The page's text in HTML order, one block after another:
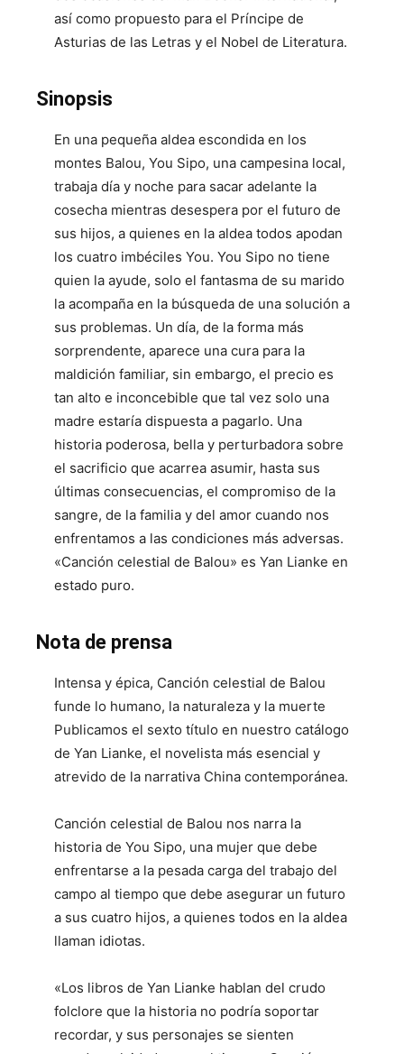
así como propuesto para el Príncipe de
Asturias de las Letras y el Nobel de Literatura.
Sinopsis
En una pequeña aldea escondida en los
montes Balou, You Sipo, una campesina local,
trabaja día y noche para sacar adelante la
cosecha mientras desespera por el futuro de
sus hijos, a quienes en la aldea todos apodan
los cuatro imbéciles You. You Sipo no tiene
quien la ayude, solo el fantasma de su marido
la acompaña en la búsqueda de una solución a
sus problemas. Un día, de la forma más
sorprendente, aparece una cura para la
maldición familiar, sin embargo, el precio es
tan alto e inconcebible que tal vez solo una
madre estaría dispuesta a pagarlo. Una
historia poderosa, bella y perturbadora sobre
el sacrificio que acarrea asumir, hasta sus
últimas consecuencias, el compromiso de la
sangre, de la familia y del amor cuando nos
enfrentamos a las condiciones más adversas.
«Canción celestial de Balou» es Yan Lianke en
estado puro.
Nota de prensa
Intensa y épica, Canción celestial de Balou
funde lo humano, la naturaleza y la muerte
Publicamos el sexto título en nuestro catálogo
de Yan Lianke, el novelista más esencial y
atrevido de la narrativa China contemporánea.
Canción celestial de Balou nos narra la
historia de You Sipo, una mujer que debe
enfrentarse a la pesada carga del trabajo del
campo al tiempo que debe asegurar un futuro
a sus cuatro hijos, a quienes todos en la aldea
llaman idiotas.
«Los libros de Yan Lianke hablan del crudo
folclore que la historia no podría soportar
recordar, y sus personajes se sienten